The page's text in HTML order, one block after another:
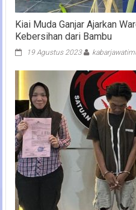
Kiai Muda Ganjar Ajarkan
Kebersihan dari Bambu
19 Agustus 2023